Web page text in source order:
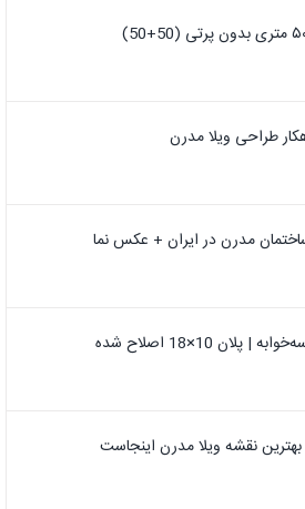
طراحی ویلا مدرن
مدرن در ایران + عکس نما
10×18 اصلاح شده
نقشه ویلا مدرن اینجاست